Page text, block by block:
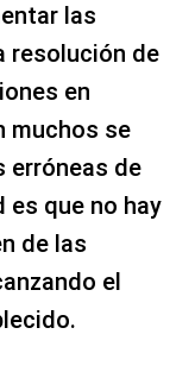
las
resolución de
en
muchos se
erróneas de
es que no hay
de las
el